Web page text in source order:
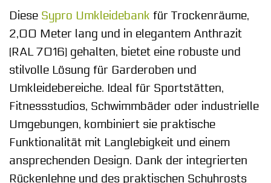
Diese Sypro Umkleidebank für Trockenräume,
2,00 Meter lang und in elegantem Anthrazit
(RAL 7016) gehalten, bietet eine robuste und
stilvolle Lösung für Garderoben und
Umkleidebereiche. Ideal für Sportstätten,
Fitnessstudios, Schwimmbäder oder industrielle
Umgebungen, kombiniert sie praktische
Funktionalität mit Langlebigkeit und einem
ansprechenden Design. Dank der integrierten
Rückenlehne und des praktischen Schuhrosts